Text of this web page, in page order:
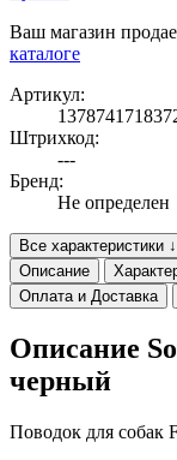
Ваш магазин
каталоге
Артикул:
Штрихкод:
---
Бренд:
Не определен
Все характеристики ↓
Описание
Оплата и Доставка
Описание
черный
Поводок для собак